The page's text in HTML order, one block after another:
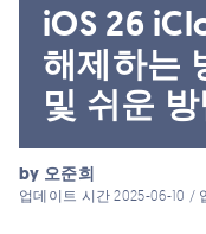
iOS 26
해제하는
및 쉬운 방
by 오준희
업데이트 시간 2025-06-10